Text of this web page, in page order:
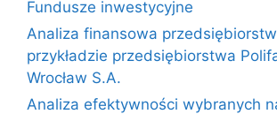
Fundusze inwestycyjne
Analiza finansowa
przykładzie przedsiębiorstwa
Wrocław S.A.
Analiza efektywności wybranych